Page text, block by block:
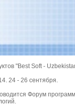
"Best Soft -
24 - 26 сентября.
Форум